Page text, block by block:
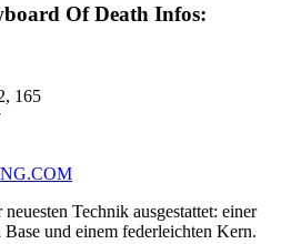
Of Death Infos:
165
Technik ausgestattet: einer
Base und einem federleichten Kern.